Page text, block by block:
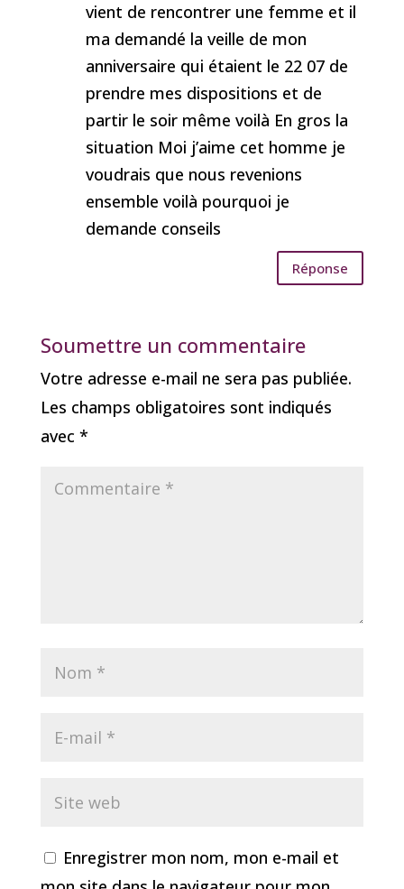
vient de rencontrer une femme et il
ma demandé la veille de mon
anniversaire qui étaient le 22 07 de
prendre mes dispositions et de
partir le soir même voilà En gros la
situation Moi j’aime cet homme je
voudrais que nous revenions
ensemble voilà pourquoi je
demande conseils
Réponse
Soumettre un commentaire
Votre adresse e-mail ne sera pas publiée.
Les champs obligatoires sont indiqués
avec *
Enregistrer mon nom, mon e-mail et